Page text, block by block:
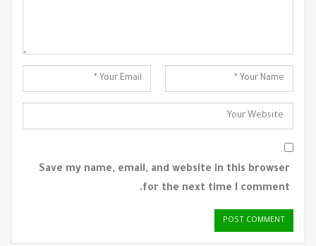
Save my name, email, and website in this browser
for the next time I comment.